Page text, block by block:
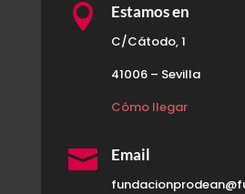
 Estamos en
C/Cátodo, 1
41006 – Sevilla
Cómo llegar
 Email